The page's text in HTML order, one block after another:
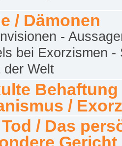
/ Dämonen
-
bei Exorzismen -
der Welt
Behaftung
/
/ Das
Gericht